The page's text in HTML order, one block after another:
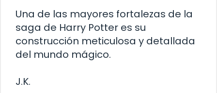
Una de las mayores fortalezas de la
saga de Harry Potter es su
construcción meticulosa y detallada
del mundo mágico.
J.K.